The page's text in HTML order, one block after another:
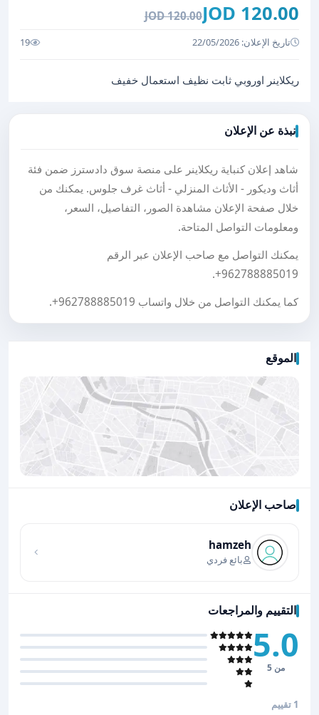
120.00 JOD
120.00 JOD
تاريخ الإعلان: 22/05/2026 19
ريكلاينر اوروبي ثابت نظيف استعمال خفيف
نبذة عن الإعلان
شاهد إعلان كنباية ريكلاينر على منصة سوق دادسترز ضمن فئة
أثاث وديكور - الأثاث المنزلي - أثاث غرف جلوس. يمكنك من
خلال صفحة الإعلان مشاهدة الصور، التفاصيل، السعر،
ومعلومات التواصل المتاحة.
يمكنك التواصل مع صاحب الإعلان عبر الرقم
+962788885019
.
كما يمكنك التواصل من خلال واتساب +962788885019
.
الموقع
صاحب الإعلان
hamzeh
بائع فردي
التقييم والمراجعات
5.0
من 5
1 تقييم